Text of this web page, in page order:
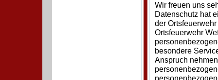
Wir freuen uns
Datenschutz hat
der
Ortsfeuerwehr
besondere
Anspruch